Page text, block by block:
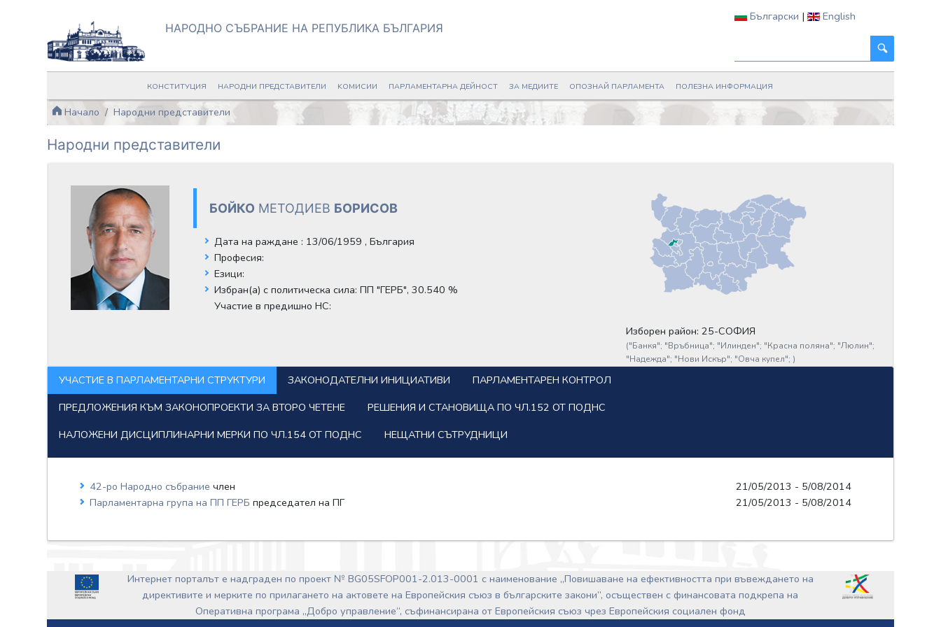
НАРОДНО СЪБРАНИЕ НА РЕПУБЛИКА БЪЛГАРИЯ
Български | English
КОНСТИТУЦИЯ НАРОДНИ ПРЕДСТАВИТЕЛИ KОМИСИИ ПАРЛАМЕНТАРНА ДЕЙНОСТ ЗА МЕДИИТЕ ОПОЗНАЙ ПАРЛАМЕНТА ПОЛЕЗНА ИНФОРМАЦИЯ
Начало Народни представители
Народни представители
БОЙКО МЕТОДИЕВ БОРИСОВ
Дата на раждане : 13/06/1959 , България
Професия:
Езици:
Избран(а) с политическа сила:ПП "ГЕРБ", 30.540 %
Участие в предишно НС:
Изборен район: 25-СОФИЯ
("Банкя"; "Връбница"; "Илинден"; "Красна поляна"; "Люлин";
"Надежда"; "Нови Искър"; "Овча купел"; )
УЧАСТИЕ В ПАРЛАМЕНТАРНИ СТРУКТУРИ ЗАКОНОДАТЕЛНИ ИНИЦИАТИВИ
ПАРЛАМЕНТАРЕН КОНТРОЛ
ПРЕДЛОЖЕНИЯ КЪМ ЗАКОНОПРОЕКТИ ЗА ВТОРО ЧЕТЕНЕ
РЕШЕНИЯ И СТАНОВИЩА ПО ЧЛ.152 ОТ ПОДНС
НАЛОЖЕНИ ДИСЦИПЛИНАРНИ МЕРКИ ПО ЧЛ.154 ОТ ПОДНС
НЕЩАТНИ СЪТРУДНИЦИ
42-ро Народно събраниечлен
21/05/2013 - 5/08/2014
Парламентарна група на ПП ГЕРБпредседател на ПГ 21/05/2013 - 5/08/2014
Интернет порталът е надграден по проект № BG05SFOP001-2.013-0001 с наименование „Повишаване на ефективността при въвеждането на
директивите и мерките по прилагането на актовете на Европейския съюз в българските закони”, осъществен с финансовата подкрепа на
Оперативна програма „Добро управление“, съфинансирана от Европейския съюз чрез Европейския социален фонд